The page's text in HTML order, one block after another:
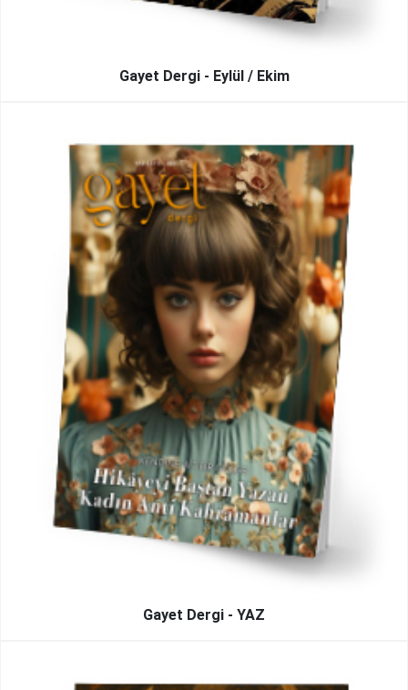
Gayet Dergi - Eylül / Ekim
Gayet Dergi - YAZ